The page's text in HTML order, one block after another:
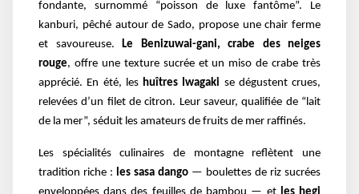
fondante, surnommé “poisson de luxe fantôme”. Le
kanburi, pêché autour de Sado, propose une chair ferme
et savoureuse. Le Benizuwai-gani, crabe des neiges
rouge, offre une texture sucrée et un miso de crabe très
apprécié. En été, les huîtres Iwagaki se dégustent crues,
relevées d’un filet de citron. Leur saveur, qualifiée de “lait
de la mer”, séduit les amateurs de fruits de mer raffinés.
Les spécialités culinaires de montagne reflètent une
tradition riche : les sasa dango — boulettes de riz sucrées